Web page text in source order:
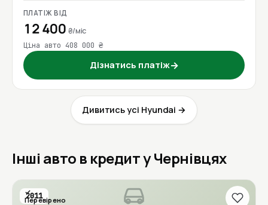
ПЛАТІЖ ВІД
12 400 ₴/міс
Ціна авто 408 000 ₴
Дізнатись платіж→
Дивитись усі Hyundai →
Інші авто в кредит у Чернівцях
2011
Перевірено